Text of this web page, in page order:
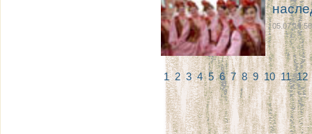
05.07 14:56
123456789101112